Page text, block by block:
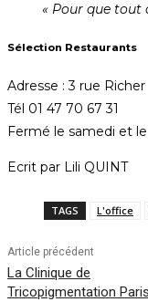
« Pour que tout
Sélection Restaurants
Adresse : 3 rue
Tél 01 47 70 67 31
Fermé le samedi et
Ecrit par Lili QUINT
TAGS L'office
Article précédent
La Clinique de
Tricopigmentation Paris